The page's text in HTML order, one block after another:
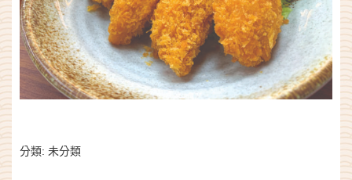
分類: 未分類